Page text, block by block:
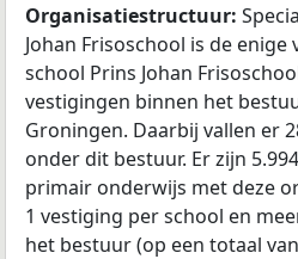
Organisatiestructuur:
Johan Frisoschool is de
school Prins Johan
vestigingen binnen het
Groningen. Daarbij vallen er
onder dit bestuur. Er zijn
primair onderwijs met deze
1 vestiging per school en
het bestuur (op een totaal